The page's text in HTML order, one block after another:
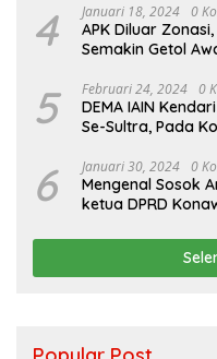
4 Januari 18, 2024 0
APK Diluar
Semakin Getol
5 Februari 24, 2024 0
DEMA IAIN
Se-Sultra, Pada
6 Januari 30, 2024 0
Mengenal Sosok
ketua DPRD